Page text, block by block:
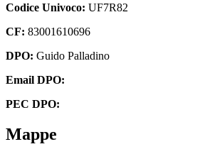
Codice Univoco: UF7R82
CF: 83001610696
DPO: Guido Palladino
Email DPO:
PEC DPO:
Mappe